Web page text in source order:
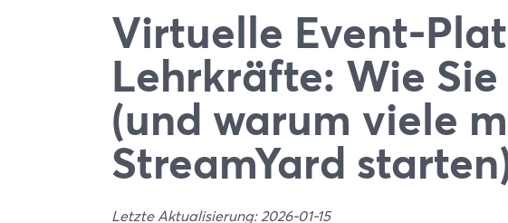
Virtuelle Event-
Lehrkräfte: Wie
(und warum viele
StreamYard
Letzte Aktualisierung: 2026-01-15